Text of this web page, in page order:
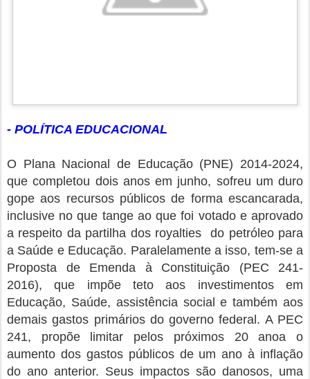
- POLÍTICA EDUCACIONAL
O Plana Nacional de Educação (PNE) 2014-2024,
que completou dois anos em junho, sofreu um duro
gope aos recursos públicos de forma escancarada,
inclusive no que tange ao que foi votado e aprovado
a respeito da partilha dos royalties do petróleo para
a Saúde e Educação. Paralelamente a isso, tem-se a
Proposta de Emenda à Constituição (PEC 241-
2016), que impõe teto aos investimentos em
Educação, Saúde, assistência social e também aos
demais gastos primários do governo federal. A PEC
241, propõe limitar pelos próximos 20 anoa o
aumento dos gastos públicos de um ano à inflação
do ano anterior. Seus impactos são danosos, uma